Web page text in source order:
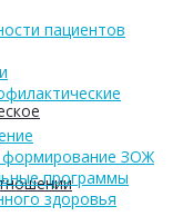
пациентов
ЗОЖ
программы
здоровья